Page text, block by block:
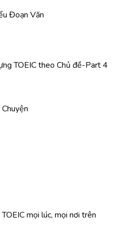
Đoạn Văn
mọi lúc, mọi nơi trên